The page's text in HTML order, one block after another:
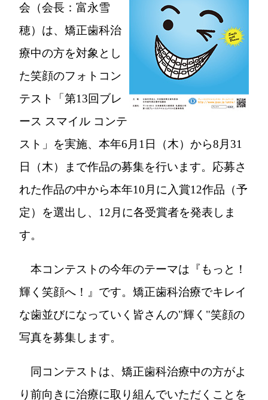
会（会長：富永雪
穂）は、矯正歯科治
療中の方を対象とし
た笑顔のフォトコン
テスト「第13回ブレ
ース スマイル コンテ
スト」を実施、本年6月1日（木）から8月31
日（木）まで作品の募集を行います。応募さ
れた作品の中から本年10月に入賞12作品（予
定）を選出し、12月に各受賞者を発表しま
す。
本コンテストの今年のテーマは『もっと！
輝く笑顔へ！』です。矯正歯科治療でキレイ
な歯並びになっていく皆さんの"輝く"笑顔の
写真を募集します。
同コンテストは、矯正歯科治療中の方がよ
り前向きに治療に取り組んでいただくことを